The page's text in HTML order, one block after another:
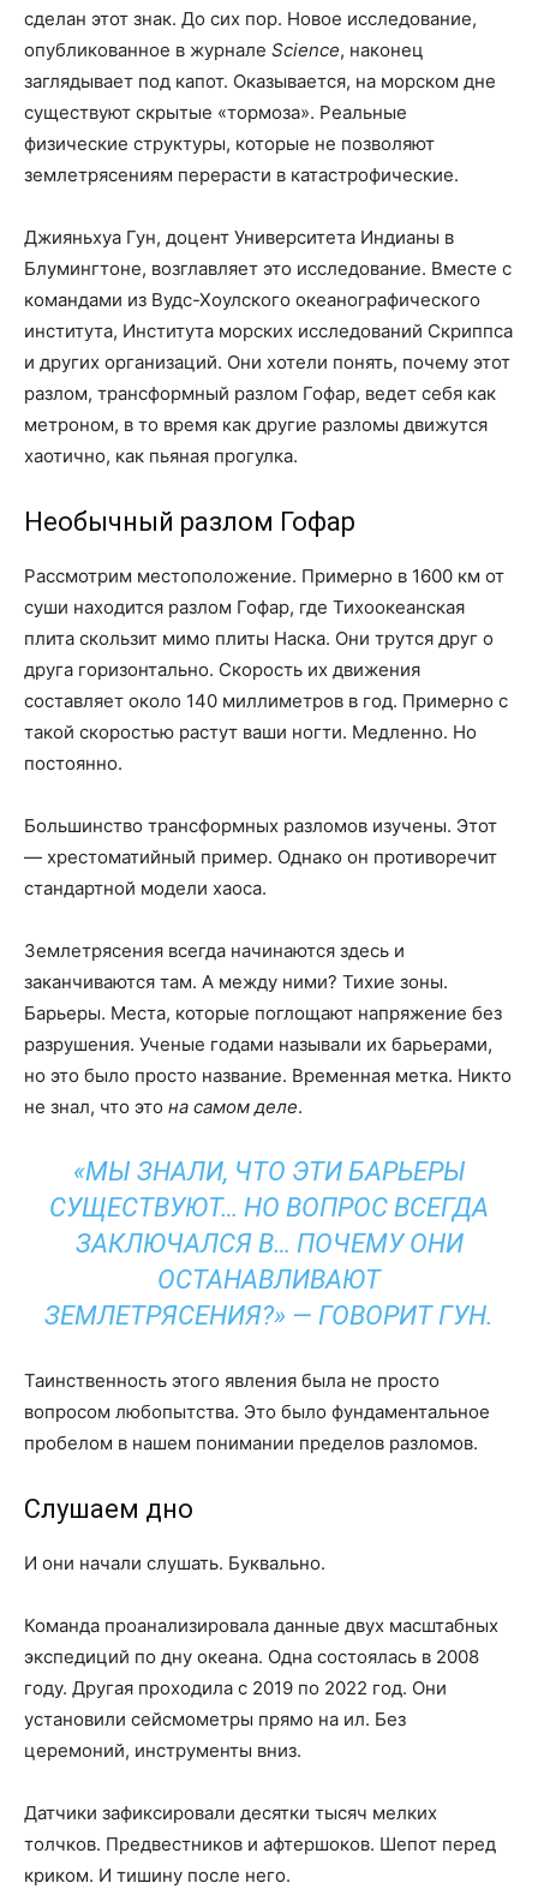
сделан этот знак. До сих пор. Новое исследование,
опубликованное в журнале Science, наконец
заглядывает под капот. Оказывается, на морском дне
существуют скрытые «тормоза». Реальные
физические структуры, которые не позволяют
землетрясениям перерасти в катастрофические.
Джияньхуа Гун, доцент Университета Индианы в
Блумингтоне, возглавляет это исследование. Вместе с
командами из Вудс-Хоулского океанографического
института, Института морских исследований Скриппса
и других организаций. Они хотели понять, почему этот
разлом, трансформный разлом Гофар, ведет себя как
метроном, в то время как другие разломы движутся
хаотично, как пьяная прогулка.
Необычный разлом Гофар
Рассмотрим местоположение. Примерно в 1600 км от
суши находится разлом Гофар, где Тихоокеанская
плита скользит мимо плиты Наска. Они трутся друг о
друга горизонтально. Скорость их движения
составляет около 140 миллиметров в год. Примерно с
такой скоростью растут ваши ногти. Медленно. Но
постоянно.
Большинство трансформных разломов изучены. Этот
— хрестоматийный пример. Однако он противоречит
стандартной модели хаоса.
Землетрясения всегда начинаются здесь и
заканчиваются там. А между ними? Тихие зоны.
Барьеры. Места, которые поглощают напряжение без
разрушения. Ученые годами называли их барьерами,
но это было просто название. Временная метка. Никто
не знал, что это на самом деле.
«МЫ ЗНАЛИ, ЧТО ЭТИ БАРЬЕРЫ
СУЩЕСТВУЮТ… НО ВОПРОС ВСЕГДА
ЗАКЛЮЧАЛСЯ В… ПОЧЕМУ ОНИ
ОСТАНАВЛИВАЮТ
ЗЕМЛЕТРЯСЕНИЯ?» — ГОВОРИТ ГУН.
Таинственность этого явления была не просто
вопросом любопытства. Это было фундаментальное
пробелом в нашем понимании пределов разломов.
Слушаем дно
И они начали слушать. Буквально.
Команда проанализировала данные двух масштабных
экспедиций по дну океана. Одна состоялась в 2008
году. Другая проходила с 2019 по 2022 год. Они
установили сейсмометры прямо на ил. Без
церемоний, инструменты вниз.
Датчики зафиксировали десятки тысяч мелких
толчков. Предвестников и афтершоков. Шепот перед
криком. И тишину после него.